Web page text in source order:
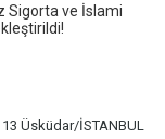
Sigorta ve İslami
Üsküdar/İSTANBUL